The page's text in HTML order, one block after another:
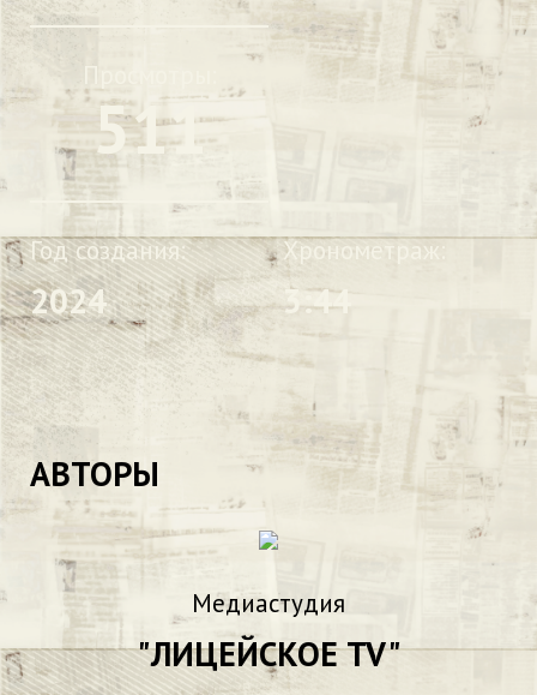
Просмотры:
511
Год создания:
2024
Хронометраж:
3:44
АВТОРЫ
Медиастудия
"ЛИЦЕЙСКОЕ TV"